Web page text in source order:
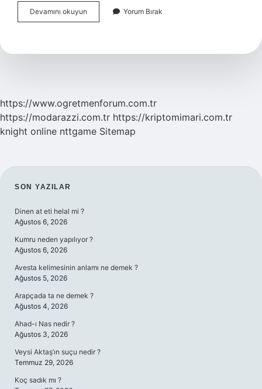
Devamını okuyun Arkadaşlık
Ne
Yorum Bırak
https://www.ogretmenforum.com.tr
https://modarazzi.com.tr https://kriptomimari.com.tr
knight online nttgame Sitemap
SIDEBAR
SON YAZILAR
Dinen at eti helal mi ?
Ağustos 6, 2026
Kumru neden yapılıyor ?
Ağustos 6, 2026
Avesta kelimesinin anlamı ne demek ?
Ağustos 5, 2026
Arapçada ta ne demek ?
Ağustos 4, 2026
Ahad-ı Nas nedir ?
Ağustos 3, 2026
Veysi Aktaş’ın suçu nedir ?
Temmuz 29, 2026
Koç sadık mı ?